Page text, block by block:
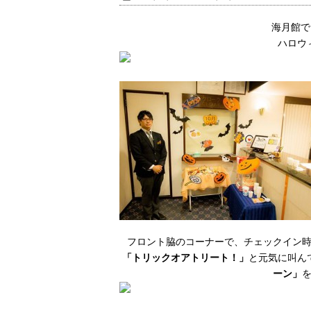
海月館
ハロウ
フロント脇のコーナーで、チェックイン
「トリックオアトリート！」 と元気に叫ん
ーン」